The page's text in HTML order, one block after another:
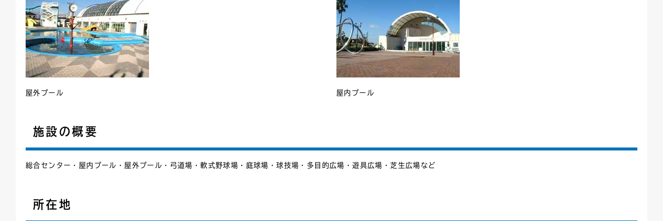
屋外プール 屋内プール
施設の概要
総合センター・屋内プール・屋外プール・弓道場・軟式野球場・庭球場・球技場・多目的広場・遊具広場・芝生広場など
所在地